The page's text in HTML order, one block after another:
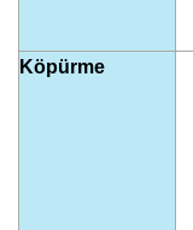
Köpürme